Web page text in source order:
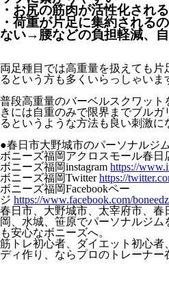
・お尻の筋肉が活性化される
・荷重が片足に集約される
ない→腰などの負担軽減、
両足種目では高重量を扱えても
るという方も多くいらっしゃいま
普段高重量のバーベルスクワット
きには自重のみで限界までブル
るというような方法も良い刺激に
●春日市大野城市のパーソナルジ
ボニーズ福岡アクロスモール春日
ボニーズ福岡instagram https://
ボニーズ福岡Twitterhttps://
ボニーズ福岡Facebookペー
ジ https://www.facebook.com/
春日市、大野城市、太宰府市、
岡、水城、笹原でパーソナルジ
も安心なボニーズへ。
筋トレ初心者、ダイエット初心
ディ作り、ならプロのトレーナー